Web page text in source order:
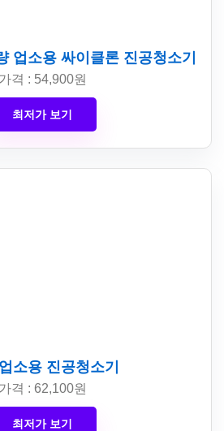
업소용 싸이클론 진공청소기
가격 : 54,900원
최저가 보기
소용 진공청소기
가격 : 62,100원
최저가 보기